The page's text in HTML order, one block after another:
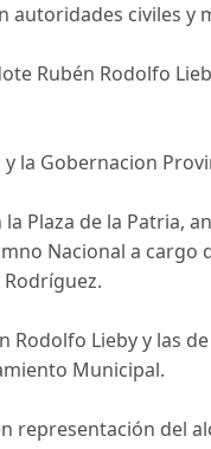
autoridades civiles y
Rubén Rodolfo
la Gobernacion
Plaza de la Patria,
Nacional a cargo
Rodolfo Lieby y las
Municipal.
representación del